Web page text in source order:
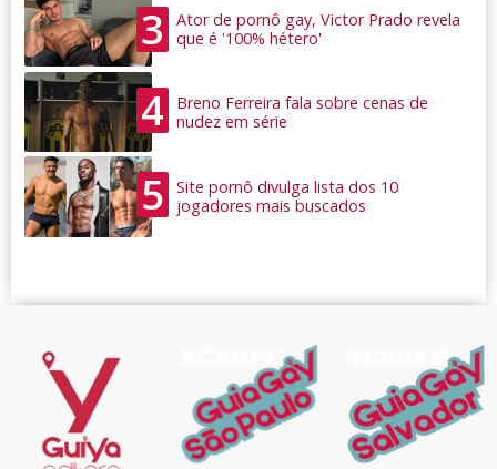
3
Ator de pornô gay, Victor Prado revela
que é '100% hétero'
4
Breno Ferreira fala sobre cenas de
nudez em série
5
Site pornô divulga lista dos 10
jogadores mais buscados